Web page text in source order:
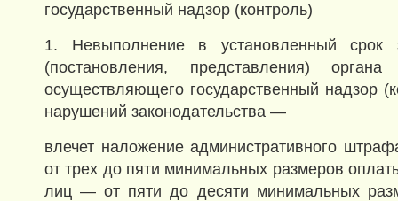
государственный надзор (контроль)
1. Невыполнение в установленный срок
(постановления, представления)
осуществляющего государственный надзор
нарушений законодательства —
влечет наложение административного
от трех до пяти минимальных размеров
лиц — от пяти до десяти минимальных